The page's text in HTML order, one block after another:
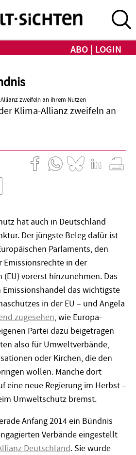
ABO LOGIN
zweifeln an ihrem Nutzen
Klima-Allianz zweifeln an
hat auch in Deutschland
Der jüngste Beleg dafür ist
Parlaments, den
Emissionsrechte in der
(EU) vorerst hinzunehmen. Das
das wichtigste
in der EU – und Angela
zugesehen, wie Europa-
Partei dazu beigetragen
also für Umweltverbände,
oder Kirchen, die den
wollen. Manche dort
eine neue Regierung im Herbst –
Umweltschutz bremst.
Anfang 2014 ein Bündnis
Verbände eingestellt
Deutschland. Sie wurde